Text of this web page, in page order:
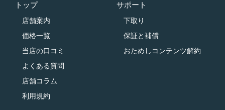
トップ
店舗案内
価格一覧
当店の口コミ
よくある質問
店舗コラム
利用規約
サポート
下取り
保証と補償
おためしコンテンツ解約